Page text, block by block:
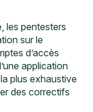
les pentesters
sur le
d’accès
application
plus exhaustive
des correctifs